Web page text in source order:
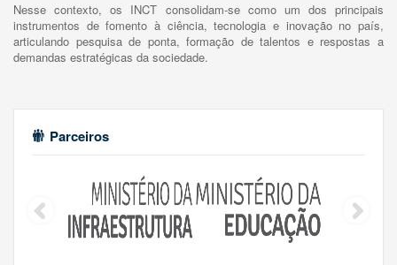
Nesse contexto, os INCT consolidam-se como um dos principais
instrumentos de fomento à ciência, tecnologia e inovação no país,
articulando pesquisa de ponta, formação de talentos e respostas a
demandas estratégicas da sociedade.
Parceiros